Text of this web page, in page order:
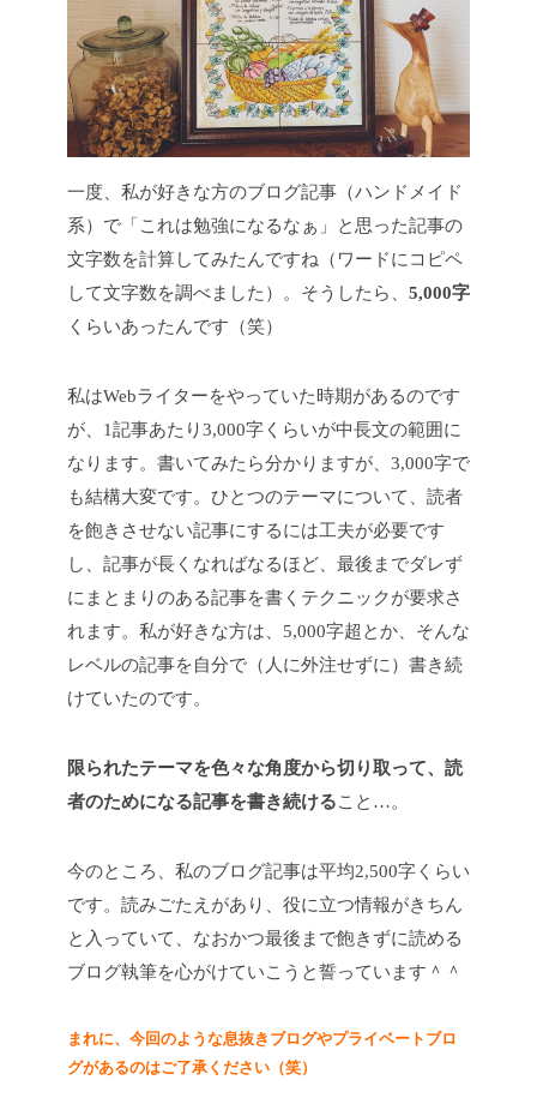
一度、私が好きな方のブログ記事（ハンドメイド
系）で「これは勉強になるなぁ」と思った記事の
文字数を計算してみたんですね（ワードにコピペ
して文字数を調べました）。そうしたら、 5,000字
くらいあったんです（笑）
私はWebライターをやっていた時期があるのです
が、1記事あたり3,000字くらいが中長文の範囲に
なります。書いてみたら分かりますが、3,000字で
も結構大変です。ひとつのテーマについて、読者
を飽きさせない記事にするには工夫が必要です
し、記事が長くなればなるほど、最後までダレず
にまとまりのある記事を書くテクニックが要求さ
れます。私が好きな方は、5,000字超とか、そんな
レベルの記事を自分で（人に外注せずに）書き続
けていたのです。
限られたテーマを色々な角度から切り取って、読
者のためになる記事を書き続けること…。
今のところ、私のブログ記事は平均2,500字くらい
です。読みごたえがあり、役に立つ情報がきちん
と入っていて、なおかつ最後まで飽きずに読める
ブログ執筆を心がけていこうと誓っています＾＾
まれに、今回のような息抜きブログやプライベートブロ
グがあるのはご了承ください（笑）